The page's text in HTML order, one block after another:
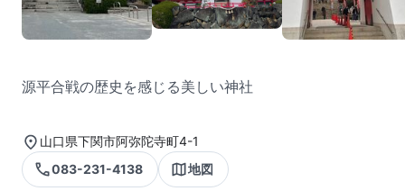
源平合戦の歴史を感じる美しい神社
山口県下関市阿弥陀寺町4-1
083-231-4138
地図